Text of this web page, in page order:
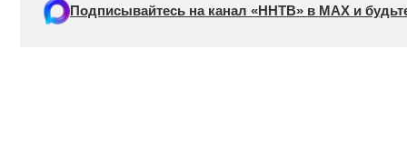
Подписывайтесь на канал «ННТВ» в МАХ и